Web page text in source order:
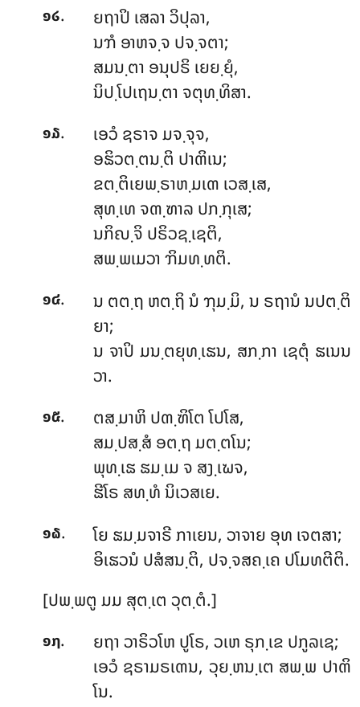
໑໒. ຍຖາປິ ເສລາ ວິປຸລາ,
ນຠໍ ອາຫຈ຺ຈ ປຈ຺ຈຕາ;
ສມນ຺ຕາ ອນຸປຣິ ເຍຍ຺ຍຸໍ,
ນິປ຺ໂປເຖນ຺ຕາ ຈຕຸທ຺ທິສາ.
໑໓.
ເອວໍ ຊຣາຈ ມຈ຺ຈຸຈ,
ອຘິວຕ຺ຕນ຺ຕິ ປາຓິເນ;
ຂຕ຺ຕິເຍພ຺ຣາຫ຺ມເຓ ເວສ຺ເສ,
ສຸທ຺ເທ ຈຓ຺ຑາລ ປກ຺ກຸເສ;
ນກິຎ຺ຈິ ປຣິວຊ຺ເຊຕິ,
ສພ຺ພເມວາ ຠິມທ຺ທຕິ.
໑໔. ນ ຕຕ຺ຖ ຫຕ຺ຖິ ນໍ ຠຸມ຺ມິ, ນ ຣຖານໍ ນປຕ຺ຕິ
ຍາ;
ນ ຈາປິ ມນ຺ຕຍຸທ຺ເຘນ, ສກ຺ກາ ເຊຕຸໍ ຘເນນ
ວາ.
໑໕. ຕສ຺ມາຫິ ປຓ຺ຑິໂຕ ໂປໂສ,
ສມ຺ປສ຺ສໍ ອຕ຺ຖ ມຕ຺ຕໂນ;
ພຸທ຺ເຘ ຘມ຺ເມ ຈ ສງ຺ເຆຈ,
ຘີໂຣ ສທ຺ທໍ ນິເວສເຍ.
໑໖.
ໂຍ ຘມ຺ມຈາຣີ ກາເຍນ, ວາຈາຍ ອຸທ ເຈຕສາ;
ອິເຘວນໍ ປສໍສນ຺ຕິ, ປຈ຺ຈສຄ຺ເຄ ປໂມທຕີຕິ.
[ປພ຺ພຕູ ມມ ສຸຕ຺ເຕ ວຸຕ຺ຕໍ.]
໑໗. ຍຖາ ວາຣິວໂຫ ປູໂຣ, ວເຫ ຣຸກ຺ເຂ ປກູລເຊ;
ເອວໍ ຊຣາມຣເຓນ, ວຸຍ຺ຫນ຺ເຕ ສພ຺ພ ປາຓິ
ໂນ.